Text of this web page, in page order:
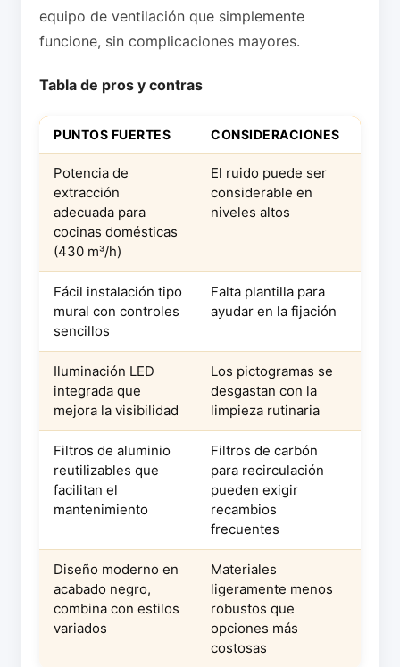
equipo de ventilación que simplemente
funcione, sin complicaciones mayores.
Tabla de pros y contras
PUNTOS FUERTES CONSIDERACIONES
Potencia de
extracción
adecuada para
cocinas domésticas
(430 m³/h)
El ruido puede ser
considerable en
niveles altos
Fácil instalación tipo
mural con controles
sencillos
Falta plantilla para
ayudar en la fijación
Iluminación LED
integrada que
mejora la visibilidad
Los pictogramas se
desgastan con la
limpieza rutinaria
Filtros de aluminio
reutilizables que
facilitan el
mantenimiento
Filtros de carbón
para recirculación
pueden exigir
recambios
frecuentes
Diseño moderno en
acabado negro,
combina con estilos
variados
Materiales
ligeramente menos
robustos que
opciones más
costosas